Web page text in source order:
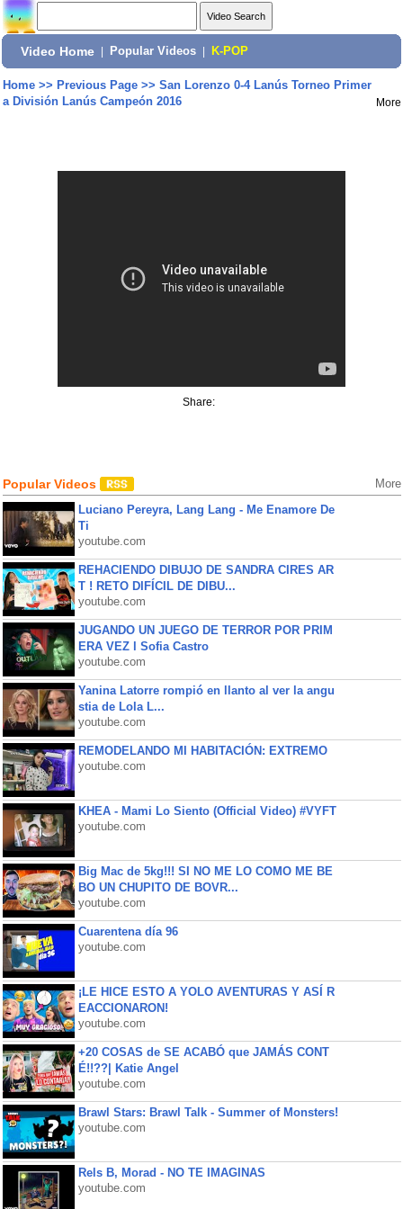
Video Home Popular Videos K-POP
Home>> Previous Page>> San Lorenzo 0-4 Lanús Torneo Primer
a División Lanús Campeón 2016
More
Share:
Popular Videos More
Luciano Pereyra, Lang Lang - Me Enamore De
Ti
youtube.com
REHACIENDO DIBUJO DE SANDRA CIRES AR
T ! RETO DIFÍCIL DE DIBU...
youtube.com
JUGANDO UN JUEGO DE TERROR POR PRIM
ERA VEZ l Sofia Castro
youtube.com
Yanina Latorre rompió en llanto al ver la angu
stia de Lola L...
youtube.com
REMODELANDO MI HABITACIÓN: EXTREMO
youtube.com
KHEA - Mami Lo Siento (Official Video) #VYFT
youtube.com
Big Mac de 5kg!!! SI NO ME LO COMO ME BE
BO UN CHUPITO DE BOVR...
youtube.com
Cuarentena día 96
youtube.com
¡LE HICE ESTO A YOLO AVENTURAS Y ASÍ R
EACCIONARON!
youtube.com
+20 COSAS de SE ACABÓ que JAMÁS CONT
É!!??| Katie Angel
youtube.com
Brawl Stars: Brawl Talk - Summer of Monsters!
youtube.com
Rels B, Morad - NO TE IMAGINAS
youtube.com